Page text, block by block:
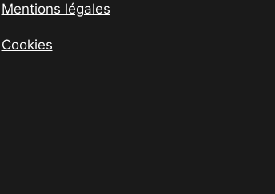
Mentions légales
Cookies